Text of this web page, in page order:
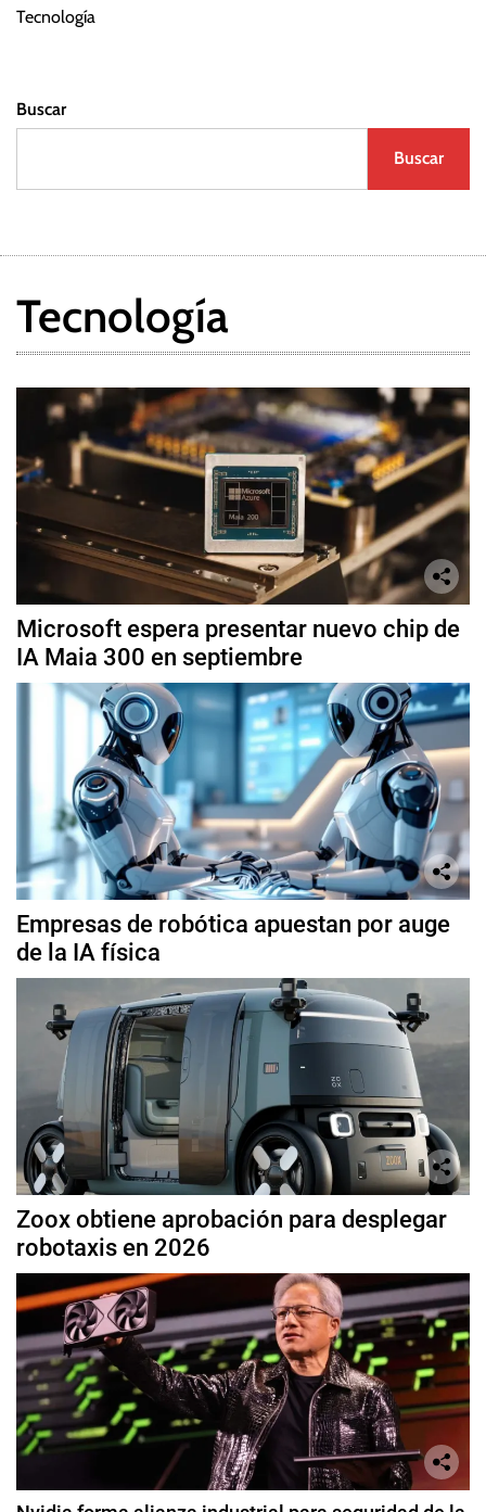
Tecnología
Buscar
Buscar
Tecnología
Microsoft espera presentar nuevo chip de
IA Maia 300 en septiembre
Empresas de robótica apuestan por auge
de la IA física
Zoox obtiene aprobación para desplegar
robotaxis en 2026